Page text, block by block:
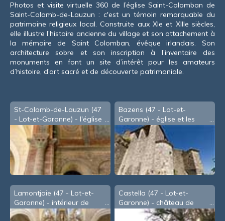
Photos et visite virtuelle 360 de l’église Saint-Colomban de
Saint-Colomb-de-Lauzun : c'est un témoin remarquable du
patrimoine religieux local. Construite aux XIe et XIIIe siècles,
elle illustre l’histoire ancienne du village et son attachement à
la mémoire de Saint Colomban, évêque irlandais. Son
architecture sobre et son inscription à l’inventaire des
monuments en font un site d’intérêt pour les amateurs
d’histoire, d’art sacré et de découverte patrimoniale.
St-Colomb-de-Lauzun (47
- Lot-et-Garonne) - l'église
Bazens (47 - Lot-et-
Garonne) - église et les
restes du château
Lamontjoie (47 - Lot-et-
Garonne) - intérieur de
l'église
Castella (47 - Lot-et-
Garonne) - château de
Fontirou